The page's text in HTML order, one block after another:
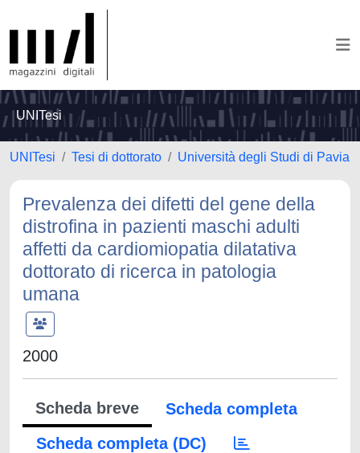
UNITesi
UNITesi Tesi di dottorato Università degli Studi di Pavia
Prevalenza dei difetti del gene della
distrofina in pazienti maschi adulti
affetti da cardiomiopatia dilatativa
dottorato di ricerca in patologia
umana
2000
Scheda breve
Scheda completa
Scheda completa (DC)